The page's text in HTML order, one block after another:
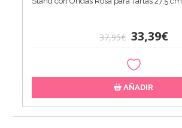
37,95€ 33,39€
AÑADIR